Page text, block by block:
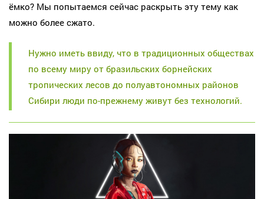
ёмко? Мы попытаемся сейчас раскрыть эту тему как
можно более сжато.
Нужно иметь ввиду, что в традиционных обществах
по всему миру от бразильских борнейских
тропических лесов до полуавтономных районов
Сибири люди по-прежнему живут без технологий.